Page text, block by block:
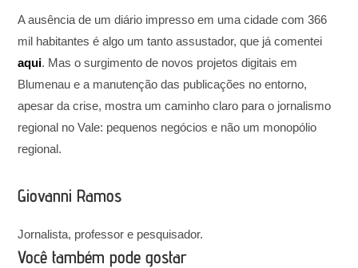
A ausência de um diário impresso em uma cidade com 366
mil habitantes é algo um tanto assustador, que já comentei
aqui. Mas o surgimento de novos projetos digitais em
Blumenau e a manutenção das publicações no entorno,
apesar da crise, mostra um caminho claro para o jornalismo
regional no Vale: pequenos negócios e não um monopólio
regional.
Giovanni Ramos
Jornalista, professor e pesquisador.
Você também pode gostar